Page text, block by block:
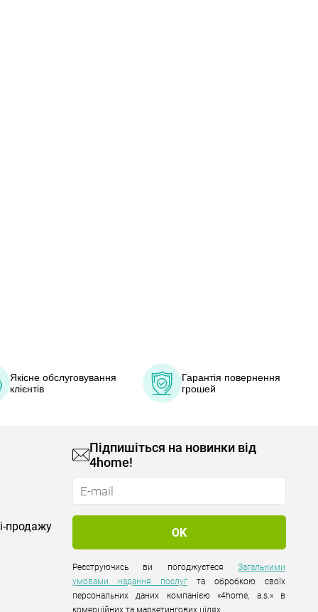
Якісне обслуговування
клієнтів
Гарантія повернення
грошей
продажу
Підпишіться на новинки від
4home!
Реєструючись ви погоджуєтесяЗагальними
умовами надання послуг та обробкою своїх
персональних даних компанією «4home, a.s.» в
комерційних та маркетингових цілях.